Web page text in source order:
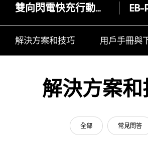
雙向閃電快充行動電源 (10,000mAh) EB-
解決方案和技巧 用戶手冊與
解決方案
全部 常見問答